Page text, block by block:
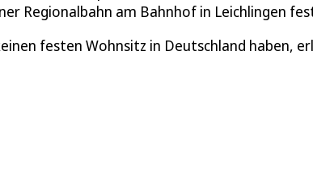
Regionalbahn am Bahnhof in Leichlingen
festen Wohnsitz in Deutschland haben,